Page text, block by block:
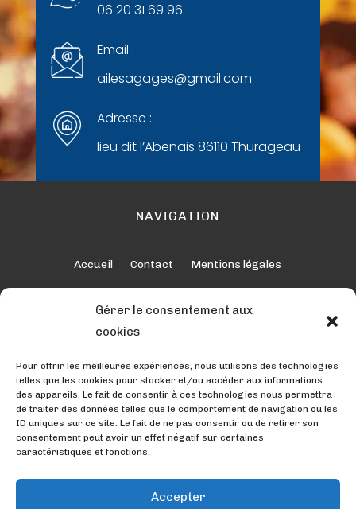
Gérer le consentement aux
cookies
Pour offrir les meilleures expériences, nous utilisons des technologies
telles que les cookies pour stocker et/ou accéder aux informations
des appareils. Le fait de consentir à ces technologies nous permettra
de traiter des données telles que le comportement de navigation ou les
ID uniques sur ce site. Le fait de ne pas consentir ou de retirer son
consentement peut avoir un effet négatif sur certaines
caractéristiques et fonctions.
Accepter
06 20 31 69 96
Email :
ailesagages@gmail.com
Adresse :
lieu dit l’Abenais 86110 Thurageau
NAVIGATION
Accueil Contact Mentions légales
RÉALISATION